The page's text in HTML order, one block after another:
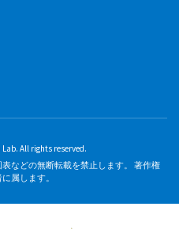
All rights reserved.
などの無断転載を禁止します。 著作権
属します。